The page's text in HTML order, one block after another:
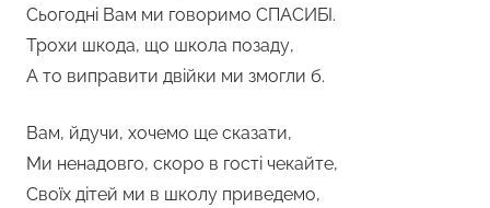
Сьогодні Вам ми говоримо СПАСИБІ.
Трохи шкода, що школа позаду,
А то виправити двійки ми змогли б.
Вам, йдучи, хочемо ще сказати,
Ми ненадовго, скоро в гості чекайте,
Своїх дітей ми в школу приведемо,